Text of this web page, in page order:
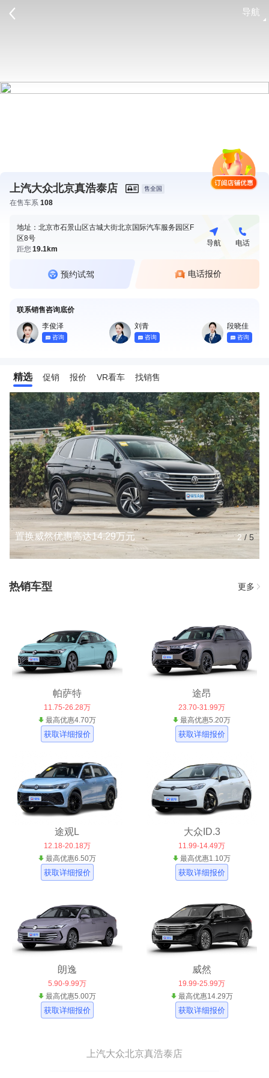
导航
上汽大众北京真浩泰店 售全国
在售车系 108
地址：北京市石景山区古城大街北京国际汽车服务园区F
区8号
距您19.1km
导航 电话
预约试驾 电话报价
联系销售咨询底价
李俊泽
咨询
刘青
咨询
段晓佳
咨询
精选 促销 报价 VR看车 找销售
置换威然优惠高达14.29万元 2 / 5
热销车型 更多
帕萨特
11.75-26.28万
最高优惠4.70万
获取详细报价
途昂
23.70-31.99万
最高优惠5.20万
获取详细报价
途观L
12.18-20.18万
最高优惠6.50万
获取详细报价
大众ID.3
11.99-14.49万
最高优惠1.10万
获取详细报价
朗逸
5.90-9.99万
最高优惠5.00万
获取详细报价
威然
19.99-25.99万
最高优惠14.29万
获取详细报价
上汽大众北京真浩泰店